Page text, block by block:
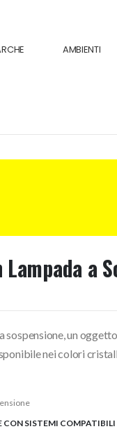
AMBIENTI
a
sospensione, un
nei colori
CON SISTEMI COMPATIBILI